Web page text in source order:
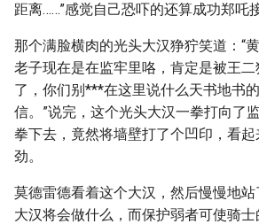
距离……”感觉自己恐吓的还算成功郑吒
那个满脸横肉的光头大汉狰狞笑道：“
老子现在是在监牢里咯，肯定是被王
了，你们别***在这里说什么天书地书
信。”说完，这个光头大汉一拳打向了
拳下去，竟然将墙壁打了个凹印，看
劲。
莫德雷德看着这个大汉，然后慢慢地
大汉将会做什么，而保护弱者可使骑士